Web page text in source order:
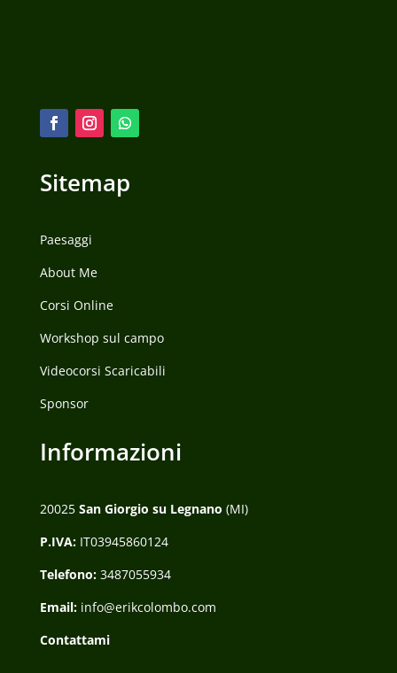
Sitemap
Paesaggi
About Me
Corsi Online
Workshop sul campo
Videocorsi Scaricabili
Sponsor
Informazioni
20025 San Giorgio su Legnano (MI)
P.IVA: IT03945860124
Telefono:3487055934
Email:info@erikcolombo.com
Contattami